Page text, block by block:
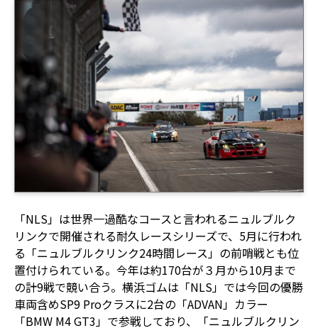
「NLS」は世界一過酷なコースと言われるニュルブルク
リンクで開催される耐久レースシリーズで、5月に行われ
る「ニュルブルクリンク24時間レース」の前哨戦とも位
置付けられている。今年は約170台が３月から10月まで
の計9戦で競い合う。横浜ゴムは「NLS」では今回の優勝
車両含めSP9 Proクラスに2台の「ADVAN」カラー
「BMW M4 GT3」で参戦しており、「ニュルブルクリン